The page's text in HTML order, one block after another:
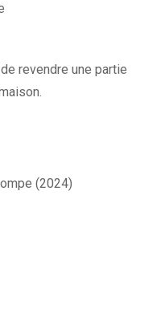
revendre une partie
(2024)